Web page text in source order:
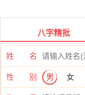
八字精批
姓 名
性 别 男 女